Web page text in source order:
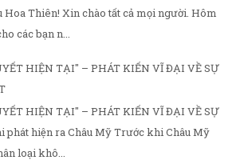
Hoa Thiên! Xin chào tất cả mọi người. Hôm
các bạn n...
HIỆN TẠI" – PHÁT KIẾN VĨ ĐẠI VỀ SỰ
HIỆN TẠI" – PHÁT KIẾN VĨ ĐẠI VỀ SỰ
phát hiện ra Châu Mỹ Trước khi Châu Mỹ
loại khô...